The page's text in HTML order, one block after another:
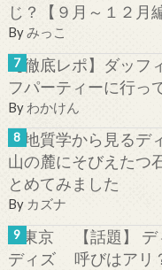
じ？【９月～１２月
Byみっこ
【徹底レポ】ダッフ
フパーティーに行っ
By わかけん
【地質学から見るデ
山の麓にそびえたつ
とめてみました
By カズナ
【話題】
呼びはアリ